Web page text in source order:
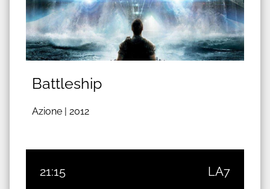
Battleship
Azione | 2012
21:15 LA7